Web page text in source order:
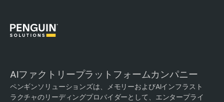
AIファクトリープラットフォームカンパニー
ペンギンソリューションズは、メモリーおよびAIインフラスト
ラクチャのリーディングプロバイダーとして、エンタープライ